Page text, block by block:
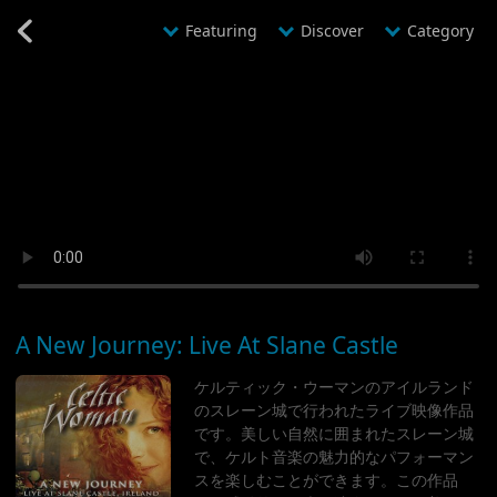
Featuring Discover Category
A New Journey: Live At Slane Castle
ケルティック・ウーマンのアイルランド
のスレーン城で行われたライブ映像作品
です。​美しい自然に囲まれたスレーン城
で、​ケルト音楽の魅力的なパフォーマン
スを楽しむことができます。​この作品
カテゴリ別コンサート一覧